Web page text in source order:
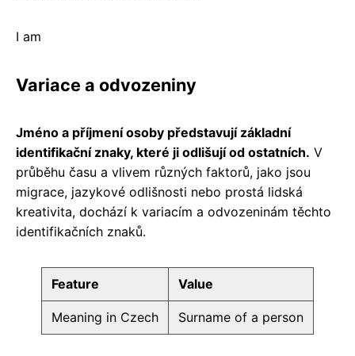
I am
Variace a odvozeniny
Jméno a příjmení osoby představují základní
identifikační znaky, které ji odlišují od ostatních. V
průběhu času a vlivem různých faktorů, jako jsou
migrace, jazykové odlišnosti nebo prostá lidská
kreativita, dochází k variacím a odvozeninám těchto
identifikačních znaků.
Feature Value
Meaning in Czech Surname of a person